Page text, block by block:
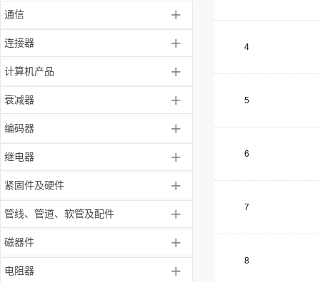
通信 +
连接器 +
计算机产品 +
衰减器 +
编码器 +
继电器 +
紧固件及硬件 +
管线、管道、软管及配件 +
磁器件 +
电阻器 +
4
5
6
7
8